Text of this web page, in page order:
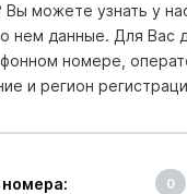
можете узнать у
нем данные. Для Вас
номере,
и регион
номера: 0